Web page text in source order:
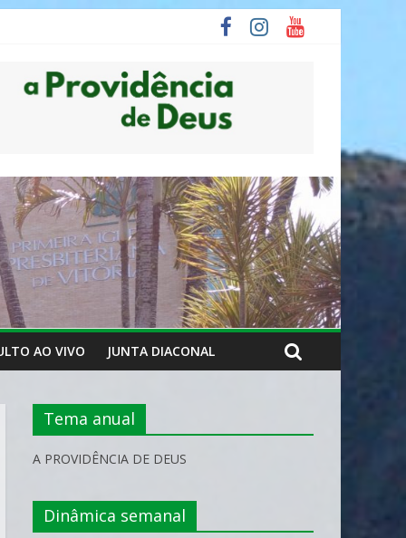
AO VIVO JUNTA DIACONAL
Tema anual
A PROVIDÊNCIA DE DEUS
Dinâmica semanal